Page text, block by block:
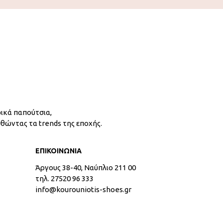
παπούτσια,
τα trends της εποχής.
ΕΠΙΚΟΙΝΩΝΙΑ
Άργους 38-40, Ναύπλιο 211 00
τηλ. 27520 96 333
info@kourouniotis-shoes.gr